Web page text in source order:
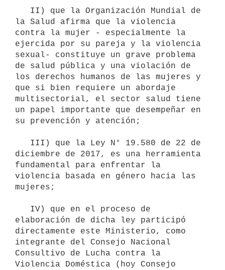
la Salud afirma que la violencia
contra la mujer - especialmente la
ejercida por su pareja y la violencia
sexual- constituye un grave problema
de salud pública y una violación de
los derechos humanos de las mujeres y
que si bien requiere un abordaje
multisectorial, el sector salud tiene
un papel importante que desempeñar en
su prevención y atención;
diciembre de 2017, es una herramienta
fundamental para enfrentar la
violencia basada en género hacia las
mujeres;
elaboración de dicha ley participó
directamente este Ministerio, como
integrante del Consejo Nacional
Consultivo de Lucha contra la
Violencia Doméstica (hoy Consejo